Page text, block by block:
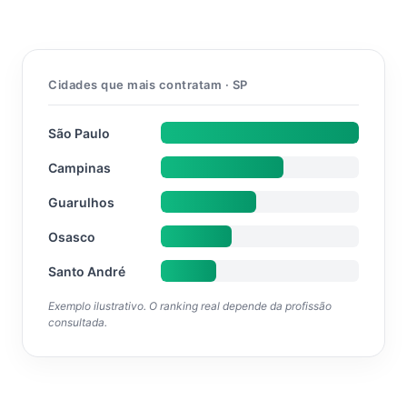
Cidades que mais contratam · SP
São Paulo
Campinas
Guarulhos
Osasco
Santo André
Exemplo ilustrativo. O ranking real depende da profissão
consultada.